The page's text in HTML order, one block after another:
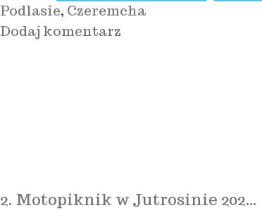
Podlasie, Czeremcha
Dodaj komentarz
2. Motopiknik w Jutrosinie 202…